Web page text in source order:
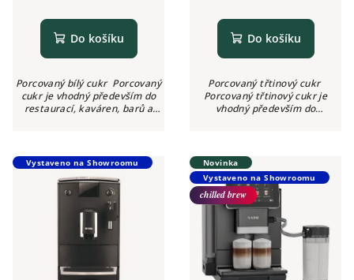
Do košíku
Porcovaný bílý cukr Porcovaný
cukr je vhodný především do
restaurací, kaváren, barů a
Do košíku
Porcovaný třtinový cukr
Porcovaný třtinový cukr je
vhodný především do
Vystaveno na Showroomu
Novinka
Vystaveno na Showroomu
chilled brew